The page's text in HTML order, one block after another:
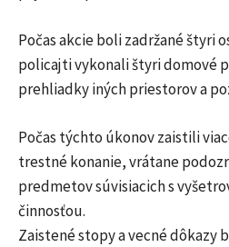
Počas akcie boli zadržané štyri
policajti vykonali štyri domové
prehliadky iných priestorov a
Počas týchto úkonov zaistili
trestné konanie, vrátane
predmetov súvisiacich s
činnosťou.
Zaistené stopy a vecné dôkazy